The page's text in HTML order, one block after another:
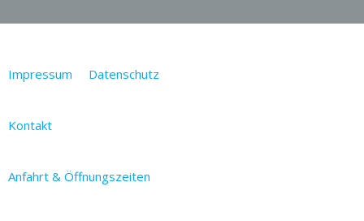
Impressum Datenschutz
Kontakt
Anfahrt & Öffnungszeiten